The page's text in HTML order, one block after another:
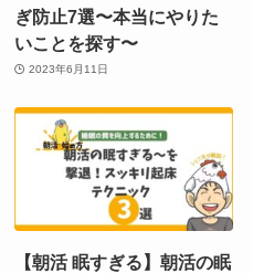
ぎ防止7選〜本当にやりた
いことを探す〜
2023年6月11日
【朝活 眠すぎる】朝活の眠